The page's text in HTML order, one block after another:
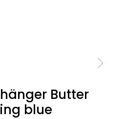
Butter
blue